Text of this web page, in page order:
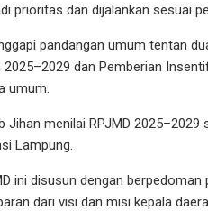
prioritas dan dijalankan sesuai
pandangan umum tentan
2025–2029 dan Pemberian
umum.
Jihan menilai RPJMD
Lampung.
ini disusun dengan
dari visi dan misi kepala